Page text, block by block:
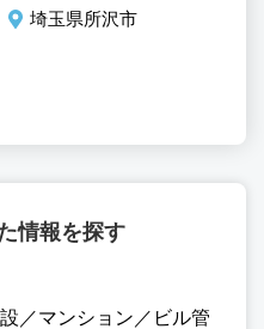
埼玉県所沢市
情報を探す
／マンション／ビル管